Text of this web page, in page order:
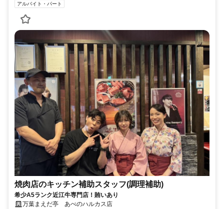
アルバイト・パート
焼肉店のキッチン補助スタッフ(調理補助)
希少A5ランク近江牛専門店！賄いあり
万葉まえだ亭 あべのハルカス店